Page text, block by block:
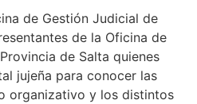
de Gestión Judicial de
de la Oficina de
de Salta quienes
jujeña para conocer las
organizativo y los distintos